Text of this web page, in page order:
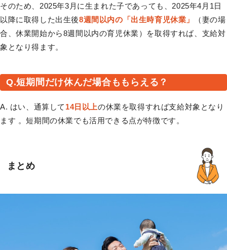
そのため、2025年3月に生まれた子であっても、2025年4月1日
以降に取得した出生後8週間以内の「出生時育児休業」
（妻の場
合、休業開始から8週間以内の育児休業）を取得すれば、支給対
象となり得ます。
Q.短期間だけ休んだ場合ももらえる？
A. はい、通算して 14日以上の休業を取得すれば支給対象となり
ます 。短期間の休業でも活用できる点が特徴です。
まとめ